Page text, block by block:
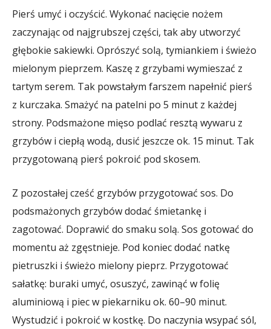
Pierś umyć i oczyścić. Wykonać nacięcie nożem
zaczynając od najgrubszej części, tak aby utworzyć
głębokie sakiewki. Oprószyć solą, tymiankiem i świeżo
mielonym pieprzem. Kaszę z grzybami wymieszać z
tartym serem. Tak powstałym farszem napełnić pierś
z kurczaka. Smażyć na patelni po 5 minut z każdej
strony. Podsmażone mięso podlać resztą wywaru z
grzybów i ciepłą wodą, dusić jeszcze ok. 15 minut. Tak
przygotowaną pierś pokroić pod skosem.
Z pozostałej cześć grzybów przygotować sos. Do
podsmażonych grzybów dodać śmietankę i
zagotować. Doprawić do smaku solą. Sos gotować do
momentu aż zgęstnieje. Pod koniec dodać natkę
pietruszki i świeżo mielony pieprz. Przygotować
sałatkę: buraki umyć, osuszyć, zawinąć w folię
aluminiową i piec w piekarniku ok. 60–90 minut.
Wystudzić i pokroić w kostkę. Do naczynia wsypać sól,